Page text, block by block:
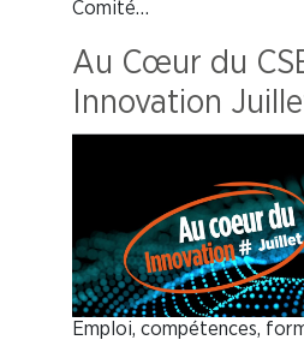
Comité…
Au Cœur du
Innovation
Emploi, compétences,